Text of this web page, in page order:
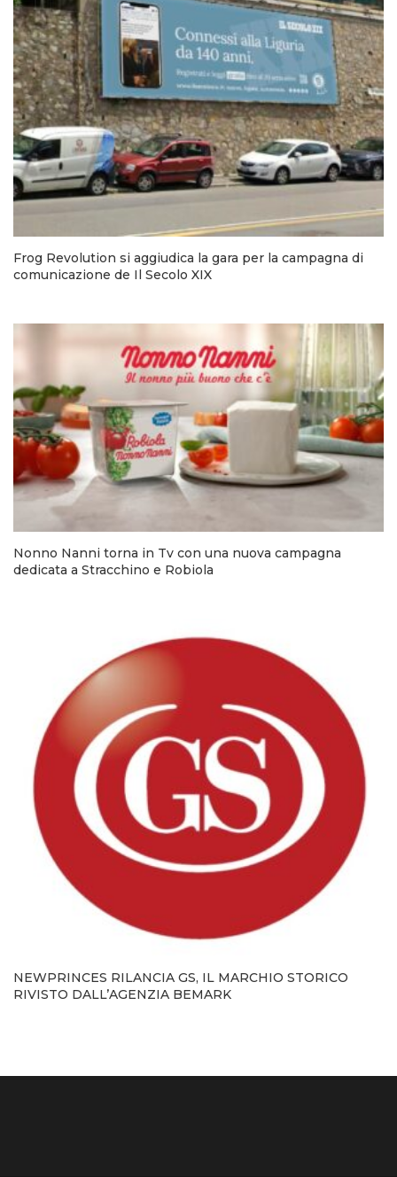
Frog Revolution si aggiudica la gara per la campagna di
comunicazione de Il Secolo XIX
Nonno Nanni torna in Tv con una nuova campagna
dedicata a Stracchino e Robiola
NEWPRINCES RILANCIA GS, IL MARCHIO STORICO
RIVISTO DALL’AGENZIA BEMARK